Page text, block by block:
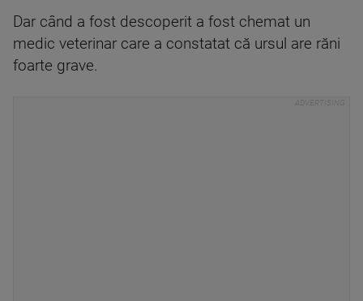
Dar când a fost descoperit a fost chemat un
medic veterinar care a constatat că ursul are răni
foarte grave.